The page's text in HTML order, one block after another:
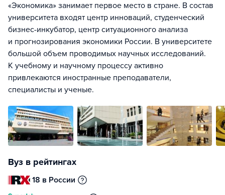
«Экономика» занимает первое место в стране. В состав
университета входят центр инноваций, студенческий
бизнес-инкубатор, центр ситуационного анализа
и прогнозирования экономики России. В университете
большой объем проводимых научных исследований.
К учебному и научному процессу активно
привлекаются иностранные преподаватели,
специалисты и ученые.
Вуз в рейтингах
18 в России